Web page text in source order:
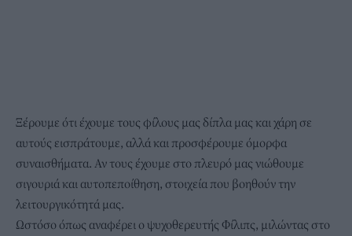
Ξέρουμε ότι έχουμε τους φίλους μας δίπλα μας και χάρη σε
αυτούς εισπράτουμε, αλλά και προσφέρουμε όμορφα
συναισθήματα. Αν τους έχουμε στο πλευρό μας νιώθουμε
σιγουριά και αυτοπεποίθηση, στοιχεία που βοηθούν την
λειτουργικότητά μας.
Ωστόσο όπως αναφέρει ο ψυχοθερευτής Φίλιπς, μιλώντας στο